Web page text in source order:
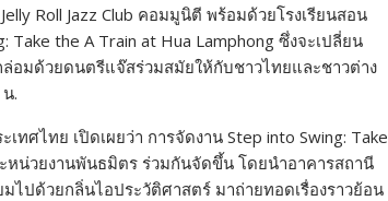
Roll Jazz Club คอมมูนิตี พร้อมด้วยโรงเรียนสอน
Take the A Train at Hua Lamphong ซึ่งจะเปลี่ยน
อมด้วยดนตรีแจ๊สร่วมสมัยให้กับชาวไทยและชาวต่าง
.
ทศไทย เปิดเผยว่า การจัดงาน Step into Swing: Take
หน่วยงานพันธมิตร ร่วมกันจัดขึ้น โดยนำอาคารสถานี
ไปด้วยกลิ่นไอประวัติศาสตร์ มาถ่ายทอดเรื่องราวย้อน